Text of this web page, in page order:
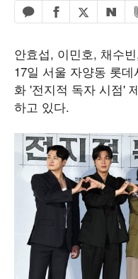
카카오톡 공유하기
페이스북 공유하
엑스 공유하
네이버
안효섭, 이민호, 채수
17일 서울 자양동 롯
화 '전지적 독자 시점'
하고 있다.